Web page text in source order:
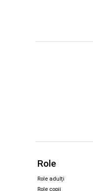
Role
Role adulți
Role copii